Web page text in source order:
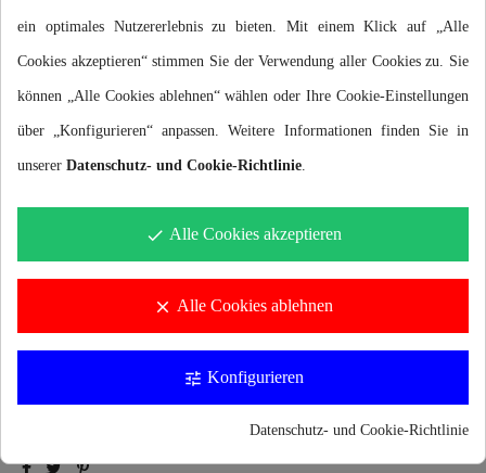
Tube
24,50 €
In den Warenkorb
ein optimales Nutzererlebnis zu bieten. Mit einem Klick auf „Alle
Cookies akzeptieren“ stimmen Sie der Verwendung aller Cookies zu. Sie
können „Alle Cookies ablehnen“ wählen oder Ihre Cookie-Einstellungen
über „Konfigurieren“ anpassen. Weitere Informationen finden Sie in
unserer Datenschutz- und Cookie-Richtlinie
done Alle Cookies akzeptieren
clear Alle Cookies ablehnen
tune Konfigurieren
Datenschutz- und Cookie-Richtlinie